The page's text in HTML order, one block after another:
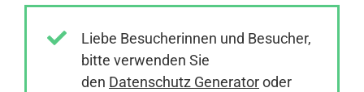
Pressemitteilungen
Liebe Besucherinnen und Besucher,
bitte verwenden Sie
den Datenschutz Generatoroder